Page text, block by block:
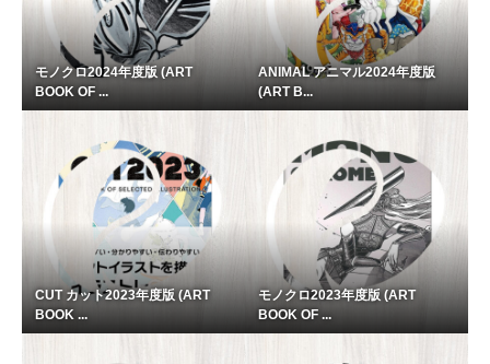
モノクロ2024年度版 (ART
BOOK OF ...
ANIMAL アニマル2024年度版
(ART B...
CUT カット2023年度版 (ART
BOOK ...
モノクロ2023年度版 (ART
BOOK OF ...